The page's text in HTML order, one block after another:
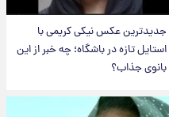
جدیدترین عکس نیکی کریمی با
استایل تازه در باشگاه؛ چه خبر از این
بانوی جذاب؟